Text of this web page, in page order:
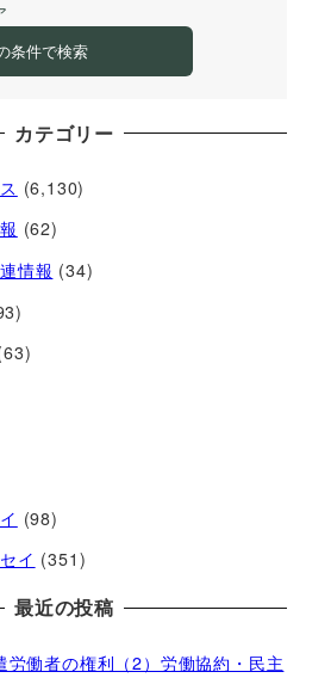
条件で検索
カテゴリー
(6,130)
(62)
情報 (34)
(98)
イ (351)
最近の投稿
働者の権利（2）労働協約・民主